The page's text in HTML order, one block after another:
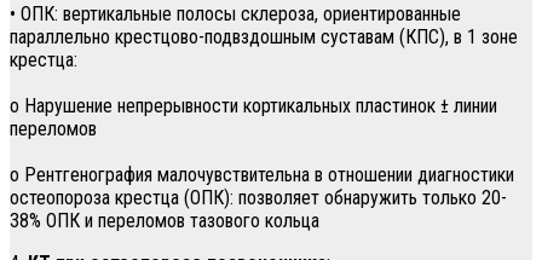
• ОПК: вертикальные полосы склероза, ориентированные
параллельно крестцово-подвздошным суставам (КПС), в 1 зоне
крестца:
о Нарушение непрерывности кортикальных пластинок ± линии
переломов
о Рентгенография малочувствительна в отношении диагностики
остеопороза крестца (ОПК): позволяет обнаружить только 20-
38% ОПК и переломов тазового кольца